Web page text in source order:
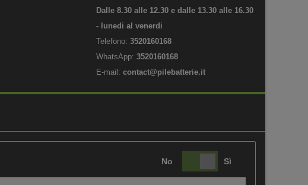
Dalle 8.30 alle 12.30 e dalle 13.30 alle 16.30
- lunedi al venerdi
Telefono: 3520160168
WhatsApp: 3520160168
E-mail: contact@pilebatterie.it
No Sì